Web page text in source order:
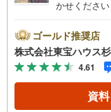
かせくださ
「未来カレ
自宅リフォ
ブ」。・ 不
CG加工ホー
理士による
◆ご予約に
ゴールド推奨店
株式会社東宝ハウス
4.61
資